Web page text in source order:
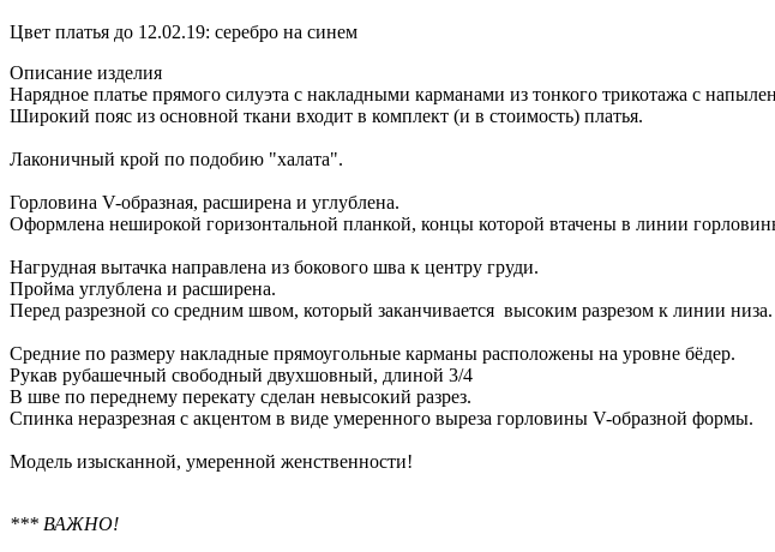
Цвет платья до 12.02.19: серебро на синем
Описание изделия
Нарядное платье прямого силуэта с накладными карманами из тонкого трикотажа с
Широкий пояс из основной ткани входит в комплект (и в стоимость) платья.
Лаконичный крой по подобию "халата".
Горловина V-образная, расширена и углублена.
Оформлена неширокой горизонтальной планкой, концы которой втачены в линии
Нагрудная вытачка направлена из бокового шва к центру груди.
Пройма углублена и расширена.
Перед разрезной со средним швом, который заканчивается высоким разрезом к линии низа.
Средние по размеру накладные прямоугольные карманы расположены на уровне бёдер.
Рукав рубашечный свободный двухшовный, длиной 3/4
В шве по переднему перекату сделан невысокий разрез.
Спинка неразрезная с акцентом в виде умеренного выреза горловины V-образной формы.
Модель изысканной, умеренной женственности!
*** ВАЖНО!